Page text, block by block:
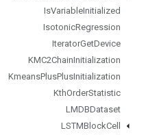
IsVariableInitialized
IsotonicRegression
IteratorGetDevice
KMC2ChainInitialization
KmeansPlusPlusInitialization
KthOrderStatistic
LMDBDataset
LSTMBlockCell